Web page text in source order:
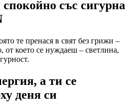
със сигурна
те пренася в свят без грижи –
от което се нуждаеш – светлина,
а ти се
деня си